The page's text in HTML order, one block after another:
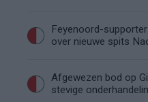
Feyenoord-
over nieuwe spits
Afgewezen bod op
stevige